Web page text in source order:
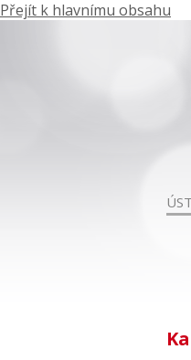
Přejít k hlavnímu obsahu